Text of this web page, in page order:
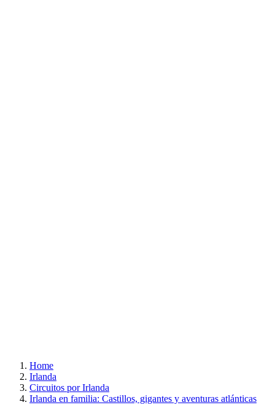
Home
Irlanda
Circuitos por Irlanda
Irlanda en familia: Castillos, gigantes y aventuras atlánticas